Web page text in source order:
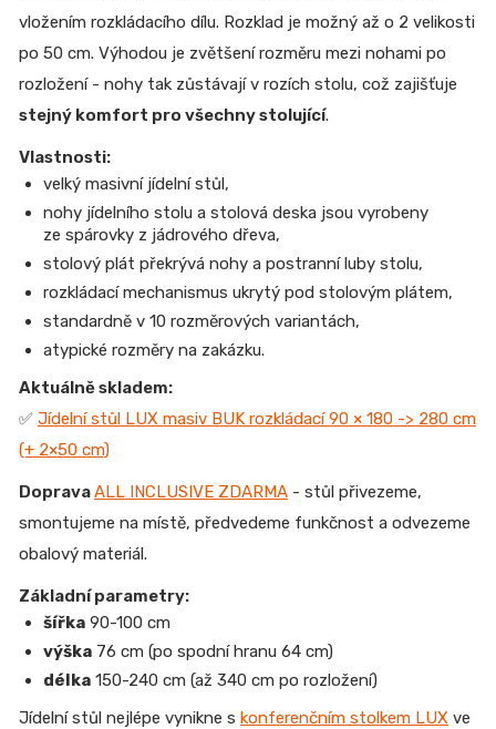
vložením rozkládacího dílu. Rozklad je možný až o 2 velikosti
po 50 cm. Výhodou je zvětšení rozměru mezi nohami po
rozložení - nohy tak zůstávají v rozích stolu, což zajišťuje
stejný komfort pro všechny stolující.
Vlastnosti:
velký masivní jídelní stůl,
nohy jídelního stolu a stolová deska jsou vyrobeny
ze spárovky z jádrového dřeva,
stolový plát překrývá nohy a postranní luby stolu,
rozkládací mechanismus ukrytý pod stolovým plátem,
standardně v 10 rozměrových variantách,
atypické rozměry na zakázku.
Aktuálně skladem:
✅ Jídelní stůl LUX masiv BUK rozkládací 90 × 180 -> 280 cm
(+ 2×50 cm)
DopravaALL INCLUSIVE ZDARMA - stůl přivezeme,
smontujeme na místě, předvedeme funkčnost a odvezeme
obalový materiál.
Základní parametry:
šířka 90-100 cm
výška 76 cm (po spodní hranu 64 cm)
délka 150-240 cm (až 340 cm po rozložení)
Jídelní stůl nejlépe vynikne s konferenčním stolkem LUX ve